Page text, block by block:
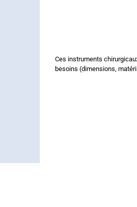
Ces instruments
besoins (dimensions,